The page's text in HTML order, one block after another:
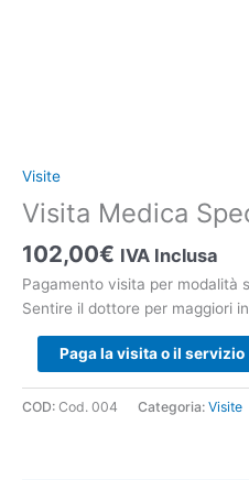
Visite
Visita Medica
102,00€ IVA Inclusa
Pagamento visita per modalità
Sentire il dottore per maggiori
Paga la visita o il servizio
COD: Cod. 004 Categoria: Visite